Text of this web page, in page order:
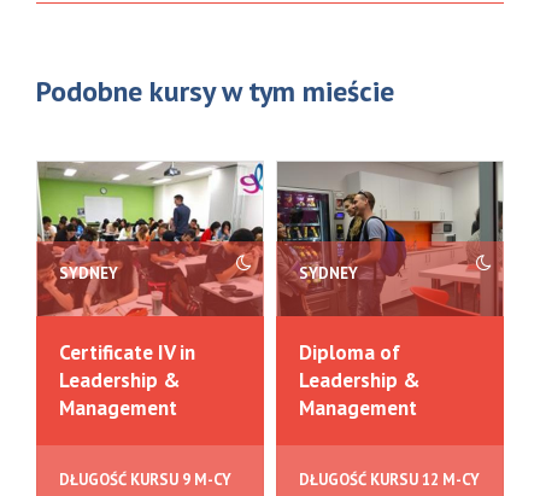
Podobne kursy w tym mieście
SYDNEY
Certificate IV in
Leadership &
Management
DŁUGOŚĆ KURSU 9 M-CY
SYDNEY
Diploma of
Leadership &
Management
DŁUGOŚĆ KURSU 12 M-CY